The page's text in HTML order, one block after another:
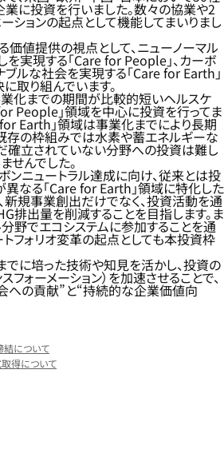
業に投資を行いました。数々の協業や2
ーションの起点として機能してまいりまし
価値提供の視点として、ニューノーマル
を実現する「Care for People」、カーボ
ブルな社会を実現する「Care for Earth」
取り組んでいます。
業化までの期間が比較的短いヘルスケ
People」領域を中心に投資を行ってま
for Earth」領域は事業化までにより長期
存の枠組みでは水素や蓄エネルギーな
確立されていない分野への投資は難し
せんでした。
ンニュートラル達成に向け、従来とは投
なる「Care for Earth」領域に特化した
新規事業創出だけでなく、投資活動を通
排出量を削減することを目指します。ま
分野でエコシステムに参加することを通
トフォリオ変革の起点としても本投資枠
でに培った技術や知見を活かし、投資の
フォーメーション）を加速させることで、
への貢献”と“持続的な企業価値向
について
得について